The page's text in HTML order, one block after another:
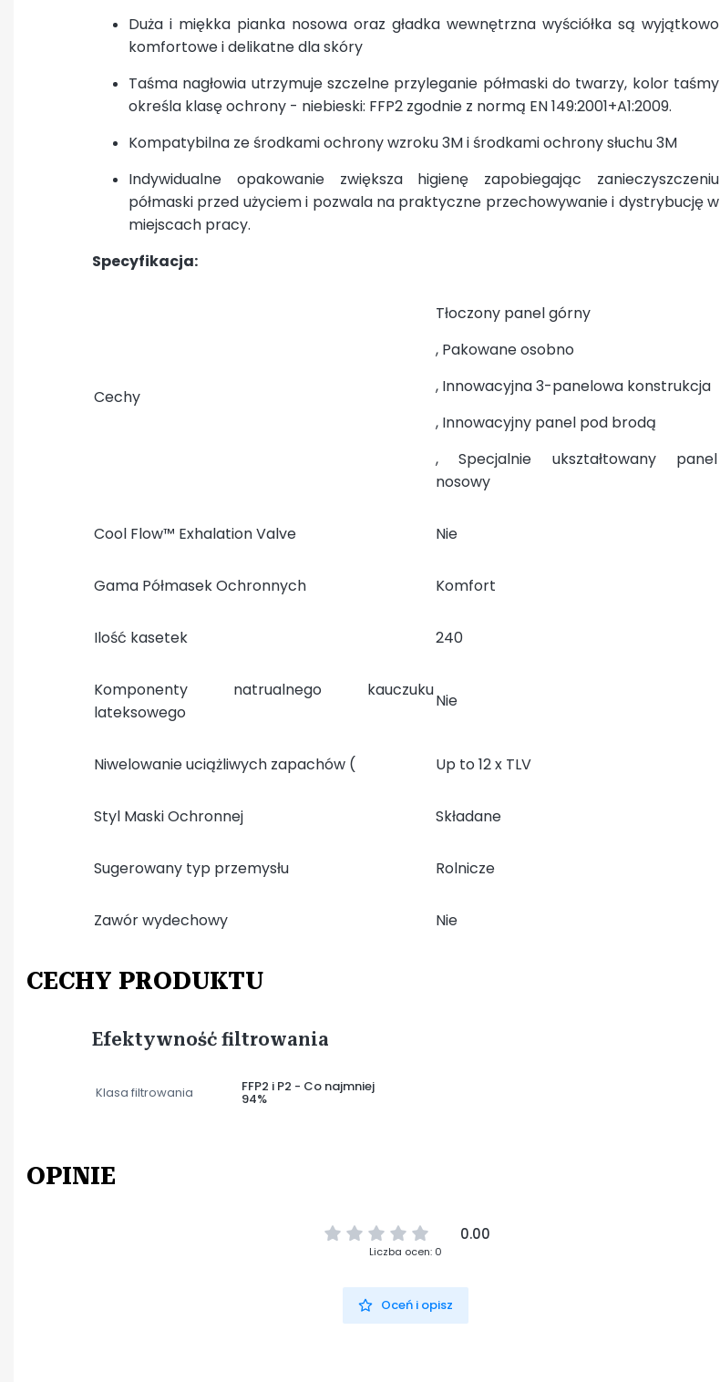
Duża i miękka pianka nosowa oraz gładka wewnętrzna wyściółka są wyjątkowo
komfortowe i delikatne dla skóry
Taśma nagłowia utrzymuje szczelne przyleganie półmaski do twarzy, kolor taśmy
określa klasę ochrony - niebieski: FFP2 zgodnie z normą EN 149:2001+A1:2009.
Kompatybilna ze środkami ochrony wzroku 3M i środkami ochrony słuchu 3M
Indywidualne opakowanie zwiększa higienę zapobiegając zanieczyszczeniu
półmaski przed użyciem i pozwala na praktyczne przechowywanie i dystrybucję w
miejscach pracy.
Specyfikacja:
Cechy
Tłoczony panel górny
, Pakowane osobno
, Innowacyjna 3-panelowa konstrukcja
, Innowacyjny panel pod brodą
, Specjalnie ukształtowany panel
nosowy
Cool Flow™ Exhalation Valve Nie
Gama Półmasek Ochronnych Komfort
Ilość kasetek 240
Komponenty natrualnego kauczuku
lateksowego
Nie
Niwelowanie uciążliwych zapachów ( Up to 12 x TLV
Styl Maski Ochronnej Składane
Sugerowany typ przemysłu Rolnicze
Zawór wydechowy Nie
CECHY PRODUKTU
Efektywność filtrowania
Klasa filtrowania FFP2 i P2 - Co najmniej
94%
OPINIE
0.00
Liczba ocen: 0
Oceń i opisz